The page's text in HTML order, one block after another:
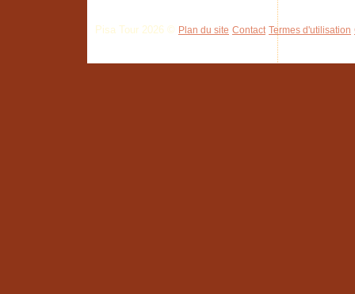
Pisa Tour 2026 © Plan du site Contact Termes d'utilisation